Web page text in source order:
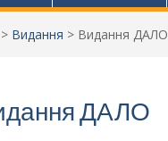
> Видання > Видання ДАЛО
ДАЛО